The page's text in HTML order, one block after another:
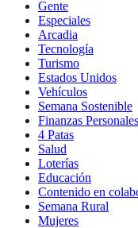
Gente
Especiales
Arcadia
Tecnología
Turismo
Estados Unidos
Vehículos
Semana Sostenible
Finanzas Personales
4 Patas
Salud
Loterías
Educación
Contenido en
Semana Rural
Mujeres